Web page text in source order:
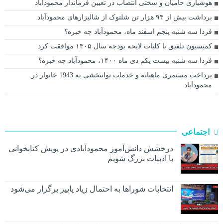
هوشیاری حامیان و سختی انتصاب در تعیین فرماندار محمودآباد
برداشت بیش از ۹۴ هزار تن شلتوک از شالیزارهای محمودآباد
فردا سه شنبه پنجم اسفند ماه، محمودآباد چه خبره؟
کمیسیون تلفیق با کلیات لایحه بودجه سال ۱۴۰۵ موافقت کرد
فردا سه شنبه بیست یکم دی ماه ۱۴۰۰، محمودآباد چه خبره؟
پرداخت مستمری ماهیانه و خدمات توانبخشی به 1943 خانوار در
محمودآباد
اجتماعی
درخشش دانش‌آموز محمودآبادی در پویش کتابخوانی
با ادبیات بزرگ شویم
انتخابات شوراها به احتمال زیاد پاییز برگزار می‌شود